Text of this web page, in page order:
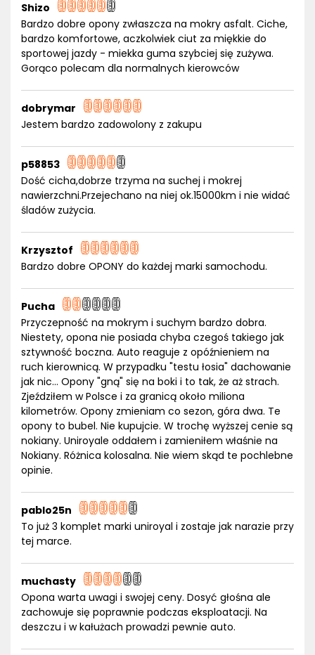
Shizo
Bardzo dobre opony zwłaszcza na mokry asfalt. Ciche,
bardzo komfortowe, aczkolwiek ciut za miękkie do
sportowej jazdy - miekka guma szybciej się zużywa.
Gorąco polecam dla normalnych kierowców
dobrymar
Jestem bardzo zadowolony z zakupu
p58853
Dość cicha,dobrze trzyma na suchej i mokrej
nawierzchni.Przejechano na niej ok.15000km i nie widać
śladów zużycia.
Krzysztof
Bardzo dobre OPONY do każdej marki samochodu.
Pucha
Przyczepność na mokrym i suchym bardzo dobra.
Niestety, opona nie posiada chyba czegoś takiego jak
sztywność boczna. Auto reaguje z opóźnieniem na
ruch kierownicą. W przypadku "testu łosia" dachowanie
jak nic... Opony "gną" się na boki i to tak, że aż strach.
Zjeździłem w Polsce i za granicą około miliona
kilometrów. Opony zmieniam co sezon, góra dwa. Te
opony to bubel. Nie kupujcie. W trochę wyższej cenie są
nokiany. Uniroyale oddałem i zamieniłem właśnie na
Nokiany. Różnica kolosalna. Nie wiem skąd te pochlebne
opinie.
pablo25n
To już 3 komplet marki uniroyal i zostaje jak narazie przy
tej marce.
muchasty
Opona warta uwagi i swojej ceny. Dosyć głośna ale
zachowuje się poprawnie podczas eksploatacji. Na
deszczu i w kałużach prowadzi pewnie auto.